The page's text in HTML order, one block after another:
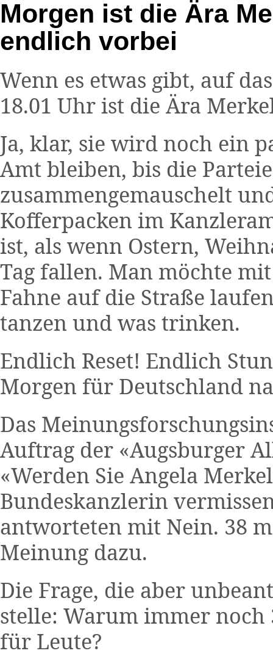
Morgen ist die Ära
endlich vorbei
Wenn es etwas gibt, auf
18.01 Uhr ist die Ära
Ja, klar, sie wird noch ein
Amt bleiben, bis die
zusammengemauschelt
Kofferpacken im
ist, als wenn Ostern,
Tag fallen. Man möchte
Fahne auf die Straße
tanzen und was trinken.
Endlich Reset! Endlich
Morgen für Deutschland
Das
Auftrag der «Augsburger
«Werden Sie Angela
Bundeskanzlerin
antworteten mit Nein. 38
Meinung dazu.
Die Frage, die aber
stelle: Warum immer noch
für Leute?